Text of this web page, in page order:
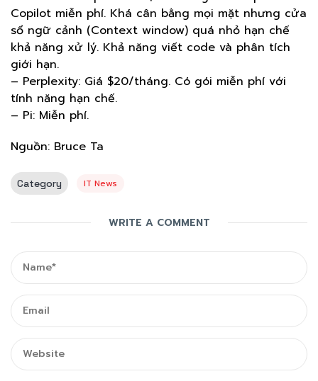
Copilot miễn phí. Khá cân bằng mọi mặt nhưng cửa
sổ ngữ cảnh (Context window) quá nhỏ hạn chế
khả năng xử lý. Khả năng viết code và phân tích
giới hạn.
– Perplexity: Giá $20/tháng. Có gói miễn phí với
tính năng hạn chế.
– Pi: Miễn phí.
Nguồn: Bruce Ta
Category IT News
WRITE A COMMENT